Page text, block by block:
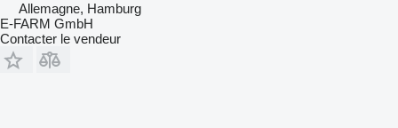
Allemagne, Hamburg
E-FARM GmbH
Contacter le vendeur